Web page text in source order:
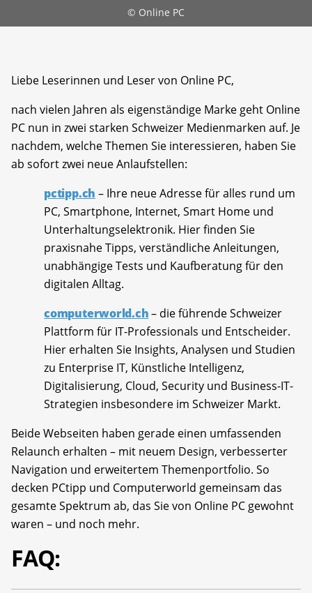
© Online PC
Liebe Leserinnen und Leser von Online PC,
nach vielen Jahren als eigenständige Marke geht Online
PC nun in zwei starken Schweizer Medienmarken auf. Je
nachdem, welche Themen Sie interessieren, haben Sie
ab sofort zwei neue Anlaufstellen:
pctipp.ch – Ihre neue Adresse für alles rund um
PC, Smartphone, Internet, Smart Home und
Unterhaltungselektronik. Hier finden Sie
praxisnahe Tipps, verständliche Anleitungen,
unabhängige Tests und Kaufberatung für den
digitalen Alltag.
computerworld.ch– die führende Schweizer
Plattform für IT-Professionals und Entscheider.
Hier erhalten Sie Insights, Analysen und Studien
zu Enterprise IT, Künstliche Intelligenz,
Digitalisierung, Cloud, Security und Business-IT-
Strategien insbesondere im Schweizer Markt.
Beide Webseiten haben gerade einen umfassenden
Relaunch erhalten – mit neuem Design, verbesserter
Navigation und erweitertem Themenportfolio. So
decken PCtipp und Computerworld gemeinsam das
gesamte Spektrum ab, das Sie von Online PC gewohnt
waren – und noch mehr.
FAQ: